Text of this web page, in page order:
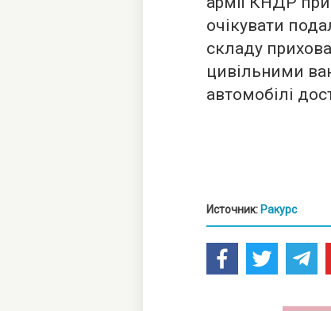
очікувати
складу
цивільними
автомобілі
Источник: Ракурс